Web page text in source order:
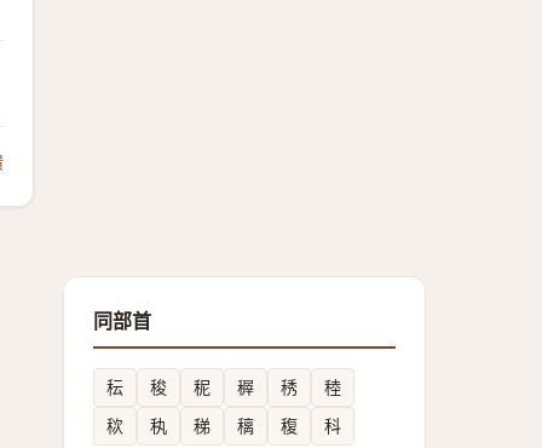
同部首
秐 稄 秜 稺 䅎
稑
䅆
秇 稊 䅻 稪 科